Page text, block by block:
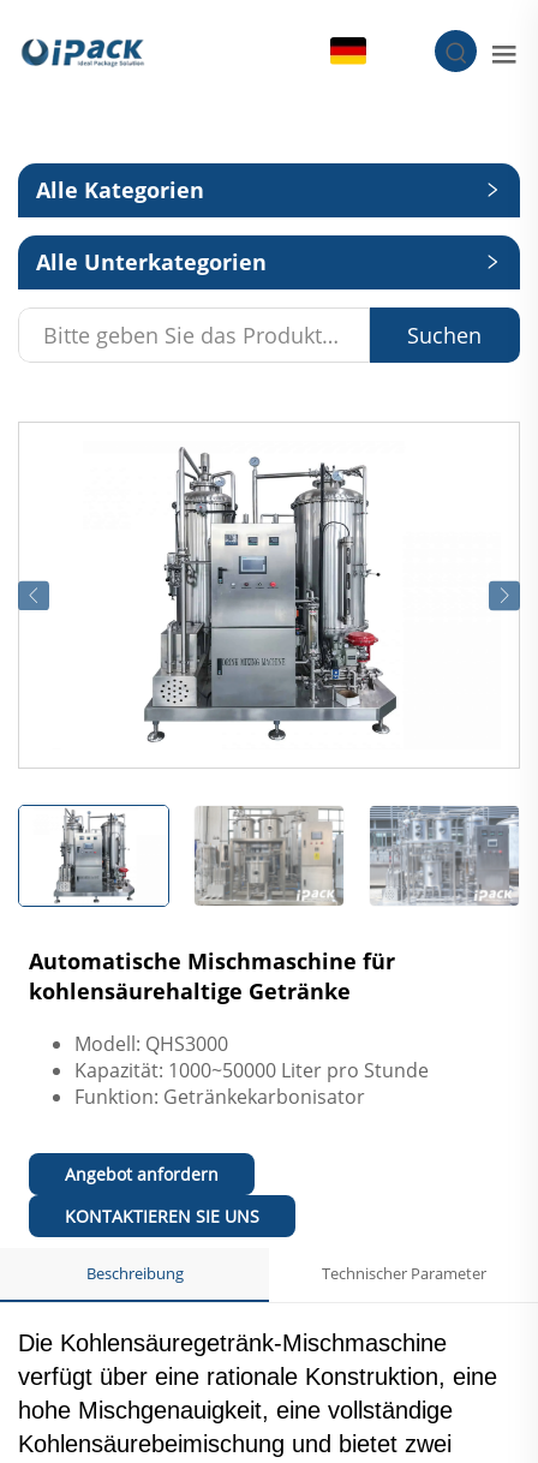
Alle Kategorien
Alle Unterkategorien
Suchen
Automatische Mischmaschine für
kohlensäurehaltige Getränke
Modell: QHS3000
Kapazität: 1000~50000 Liter pro Stunde
Funktion: Getränkekarbonisator
Angebot anfordern
KONTAKTIEREN SIE UNS
Beschreibung Technischer Parameter
Die Kohlensäuregetränk-Mischmaschine
verfügt über eine rationale Konstruktion, eine
hohe Mischgenauigkeit, eine vollständige
Kohlensäurebeimischung und bietet zwei